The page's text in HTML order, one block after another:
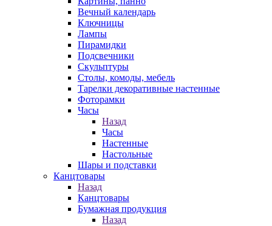
Вечный календарь
Ключницы
Лампы
Пирамидки
Подсвечники
Скульптуры
Столы, комоды, мебель
Тарелки декоративные настенные
Фоторамки
Часы
Назад
Часы
Настенные
Настольные
Шары и подставки
Канцтовары
Назад
Канцтовары
Бумажная продукция
Назад